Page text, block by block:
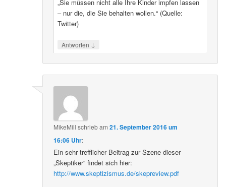
„Sie müssen nicht alle Ihre Kinder impfen lassen
– nur die, die Sie behalten wollen.“ (Quelle:
Twitter)
Antworten ↓
MikeMill schriebam21. September 2016 um
16:06 Uhr:
Ein sehr trefflicher Beitrag zur Szene dieser
„Skeptiker“ findet sich hier:
http://www.skeptizismus.de/skepreview.pdf